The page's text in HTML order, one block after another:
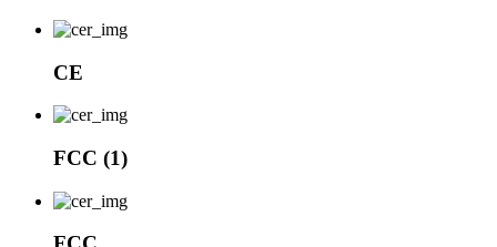
CE
FCC (1)